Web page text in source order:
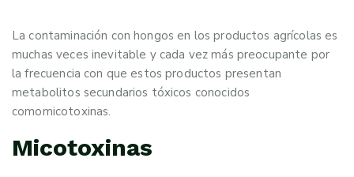
La contaminación con hongos en los productos agrícolas es
muchas veces inevitable y cada vez más preocupante por
la frecuencia con que estos productos presentan
metabolitos secundarios tóxicos conocidos
comomicotoxinas.
Micotoxinas